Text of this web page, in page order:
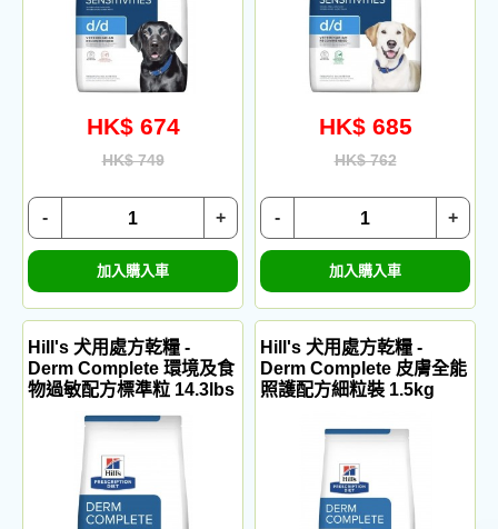
HK$ 674
HK$ 749
+
-
加入購入車
HK$ 685
HK$ 762
+
-
加入購入車
Hill's 犬用處方乾糧 -
Derm Complete 環境及食
物過敏配方標準粒 14.3lbs
Hill's 犬用處方乾糧 -
Derm Complete 皮膚全能
照護配方細粒裝 1.5kg